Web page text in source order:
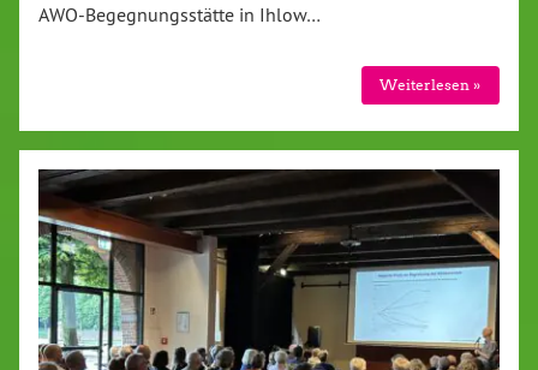
AWO-Begegnungsstätte in Ihlow…
Weiterlesen »